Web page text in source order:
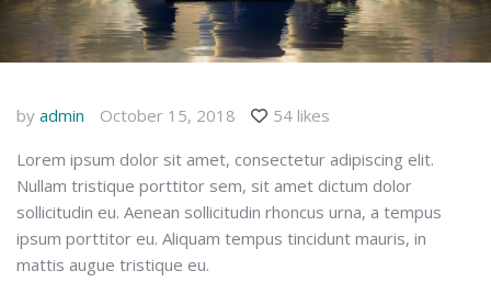
by admin October 15, 2018
54 likes
Lorem ipsum dolor sit amet, consectetur adipiscing elit.
Nullam tristique porttitor sem, sit amet dictum dolor
sollicitudin eu. Aenean sollicitudin rhoncus urna, a tempus
ipsum porttitor eu. Aliquam tempus tincidunt mauris, in
mattis augue tristique eu.